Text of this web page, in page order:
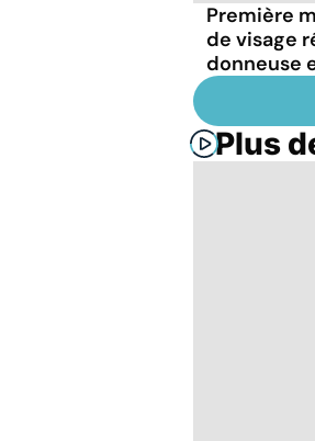
Première
de visage
donneuse
Plus